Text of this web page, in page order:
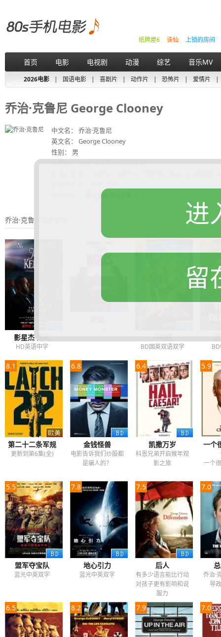
上锁的房间
诛仙
纸牌屋6
首页 电影 电视剧 动漫 综艺 音乐MV
2026电影 | 国语电影 | 喜剧片 | 动作片 | 恐怖片 | 爱情片 |
乔治·克鲁尼 George Clooney
中文名： 乔治·克鲁尼
英文名： George Clooney
性别： 男
进入豆瓣演员页面
乔治·克鲁尼电影全集
影星杰·凯利
HD英语中字 BD国英双语双字
8.1
第二十二条军规
更新到第6集(全)
6.8
金钱怪兽
电影告诉我们炒股都
是骗人的？
6.4
凯撒万岁
科恩兄弟开启猴年观
影之旅
5.9
一个
一个
5.5
盟军夺宝队
蓝光中英双字
7.8
地心引力
蓝光中英双字
7.5
后人
有多少语言能比行动
对孩子更有影响和说
服力
7.0
乔治·
导
6.5 8.2 7.9 7.0
进
留